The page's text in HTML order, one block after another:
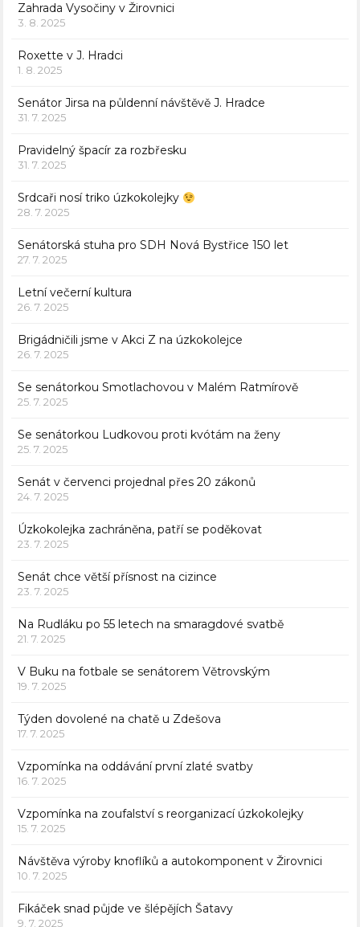
Zahrada Vysočiny v Žirovnici
3. 8. 2025
Roxette v J. Hradci
1. 8. 2025
Senátor Jirsa na půldenní návštěvě J. Hradce
31. 7. 2025
Pravidelný špacír za rozbřesku
31. 7. 2025
Srdcaři nosí triko úzkokolejky
28. 7. 2025
Senátorská stuha pro SDH Nová Bystřice 150 let
27. 7. 2025
Letní večerní kultura
26. 7. 2025
Brigádničili jsme v Akci Z na úzkokolejce
26. 7. 2025
Se senátorkou Smotlachovou v Malém Ratmírově
25. 7. 2025
Se senátorkou Ludkovou proti kvótám na ženy
25. 7. 2025
Senát v červenci projednal přes 20 zákonů
24. 7. 2025
Úzkokolejka zachráněna, patří se poděkovat
23. 7. 2025
Senát chce větší přísnost na cizince
23. 7. 2025
Na Rudláku po 55 letech na smaragdové svatbě
21. 7. 2025
V Buku na fotbale se senátorem Větrovským
19. 7. 2025
Týden dovolené na chatě u Zdešova
17. 7. 2025
Vzpomínka na oddávání první zlaté svatby
16. 7. 2025
Vzpomínka na zoufalství s reorganizací úzkokolejky
15. 7. 2025
Návštěva výroby knoflíků a autokomponent v Žirovnici
10. 7. 2025
Fikáček snad půjde ve šlépějích Šatavy
9. 7. 2025